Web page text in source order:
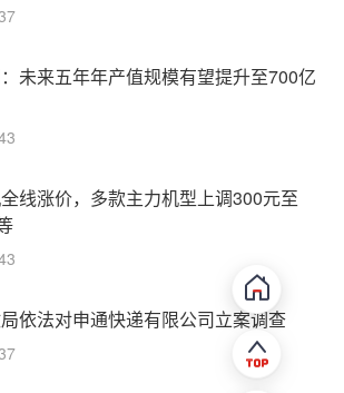
未来五年年产值规模有望提升至700亿
线涨价，多款主力机型上调300元至
依法对申通快递有限公司立案调查